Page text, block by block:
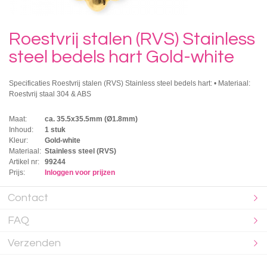
Roestvrij stalen (RVS) Stainless
steel bedels hart Gold-white
Specificaties Roestvrij stalen (RVS) Stainless steel bedels hart: • Materiaal:
Roestvrij staal 304 & ABS
Maat:
ca. 35.5x35.5mm (Ø1.8mm)
Inhoud:
1 stuk
Kleur:
Gold-white
Materiaal: Stainless steel (RVS)
Artikel nr:
99244
Prijs:
Inloggen voor prijzen
Contact
FAQ
Verzenden